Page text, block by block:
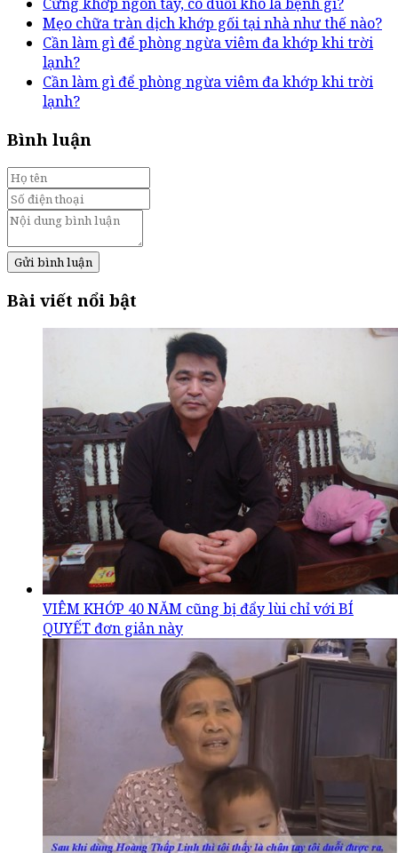
Mẹo chữa tràn dịch khớp gối tại nhà như thế nào?
Cần làm gì để phòng ngừa viêm đa khớp khi trời
lạnh?
Cần làm gì để phòng ngừa viêm đa khớp khi trời
lạnh?
Bình luận
Gửi bình luận
Bài viết nổi bật
VIÊM KHỚP 40 NĂM cũng bị đẩy lùi chỉ với BÍ
QUYẾT đơn giản này